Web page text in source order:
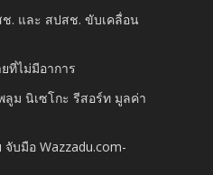
. และ สปสช. ขับเคลื่อน
ที่ไม่มีอาการ
ลูม นิเซโกะ รีสอร์ท มูลค่า
จับมือ Wazzadu.com-